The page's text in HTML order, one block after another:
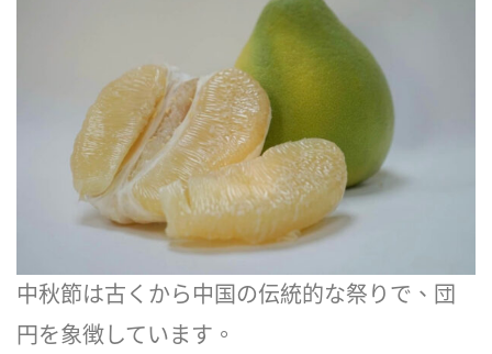
中秋節は古くから中国の伝統的な祭りで、団
円を象徴しています。